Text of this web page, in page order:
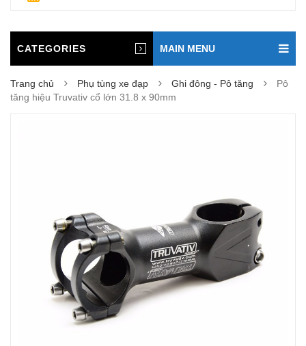
CATEGORIES MAIN MENU
Trang chủ Phụ tùng xe đạp Ghi đông - Pô tăng
Pô
tăng hiệu Truvativ cổ lớn 31.8 x 90mm